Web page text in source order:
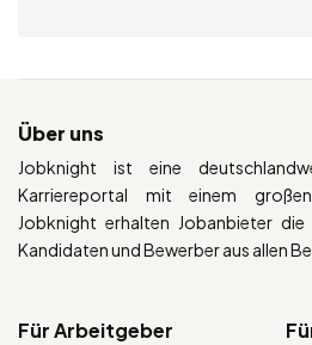
Über uns
Jobknight ist eine
Karriereportal mit einem
Jobknight erhalten Jobanbieter
Kandidaten und Bewerber aus allen
Für Arbeitgeber